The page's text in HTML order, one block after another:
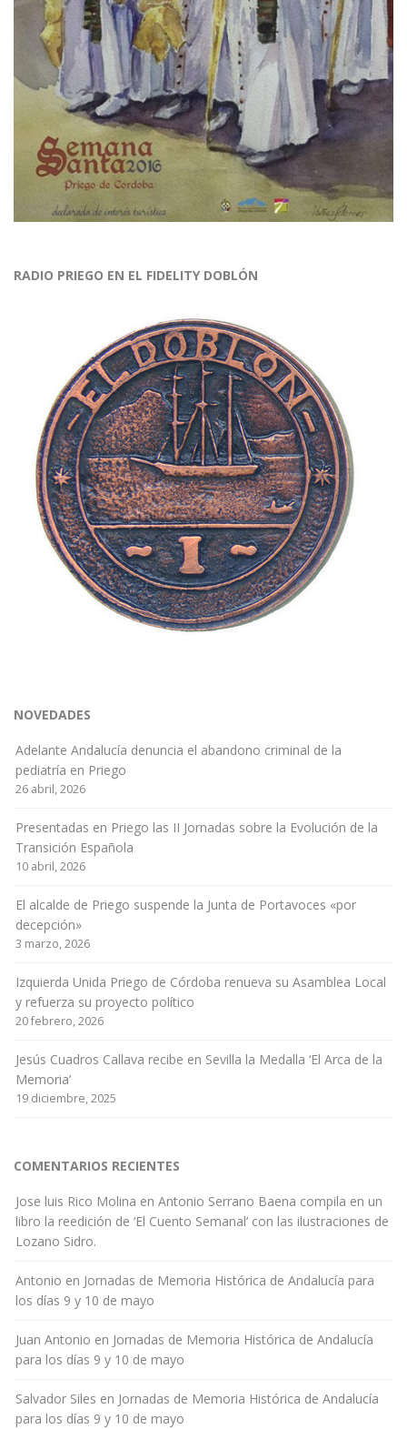
RADIO PRIEGO EN EL FIDELITY DOBLÓN
NOVEDADES
Adelante Andalucía denuncia el abandono criminal de la
pediatría en Priego
26 abril, 2026
Presentadas en Priego las II Jornadas sobre la Evolución de la
Transición Española
10 abril, 2026
El alcalde de Priego suspende la Junta de Portavoces «por
decepción»
3 marzo, 2026
Izquierda Unida Priego de Córdoba renueva su Asamblea Local
y refuerza su proyecto político
20 febrero, 2026
Jesús Cuadros Callava recibe en Sevilla la Medalla ‘El Arca de la
Memoria’
19 diciembre, 2025
COMENTARIOS RECIENTES
Jose luis Rico Molina en Antonio Serrano Baena compila en un
libro la reedición de ‘El Cuento Semanal’ con las ilustraciones de
Lozano Sidro.
Antonio en Jornadas de Memoria Histórica de Andalucía para
los días 9 y 10 de mayo
Juan Antonio en Jornadas de Memoria Histórica de Andalucía
para los días 9 y 10 de mayo
Salvador Siles en Jornadas de Memoria Histórica de Andalucía
para los días 9 y 10 de mayo